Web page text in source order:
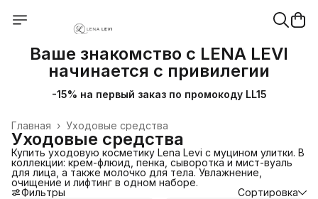
Ваше знакомство с LENA LEVI
начинается с привилегии
-15% на первый заказ по промокоду LL15
Уходовые средства
Главная ›
Уходовые средства
Купить уходовую косметику Lena Levi с муцином улитки. В
коллекции: крем-флюид, пенка, сыворотка и мист-вуаль
для лица, а также молочко для тела. Увлажнение,
очищение и лифтинг в одном наборе.
Фильтры
Сортировка